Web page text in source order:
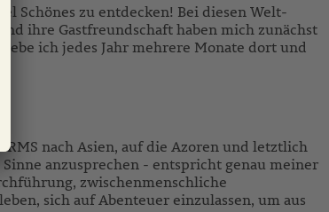
Schönes zu entdecken! Bei diesen Welt-
ihre Gastfreundschaft haben mich zunächst
ich jedes Jahr mehrere Monate dort und
nach Asien, auf die Azoren und letztlich
anzusprechen - entspricht genau meiner
zwischenmenschliche
sich auf Abenteuer einzulassen, um aus